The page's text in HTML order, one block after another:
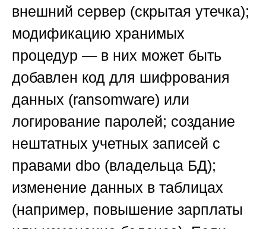
внешний сервер (скрытая утечка);
модификацию хранимых
процедур — в них может быть
добавлен код для шифрования
данных (ransomware) или
логирование паролей; создание
нештатных учетных записей с
правами dbo (владельца БД);
изменение данных в таблицах
(например, повышение зарплаты